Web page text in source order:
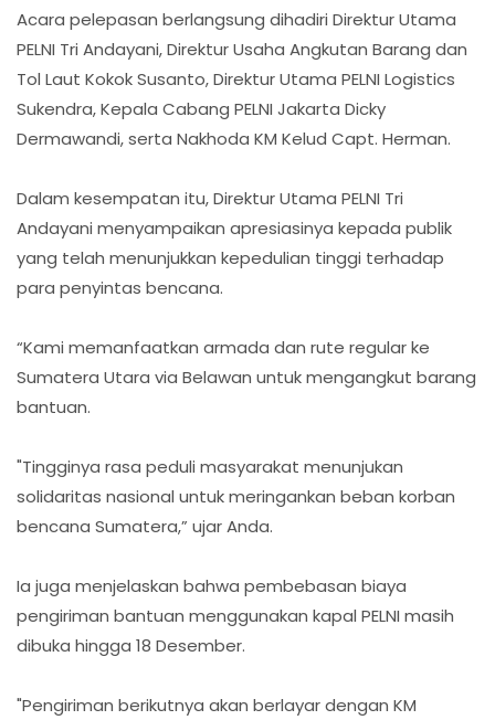
Acara pelepasan berlangsung dihadiri Direktur Utama
PELNI Tri Andayani, Direktur Usaha Angkutan Barang dan
Tol Laut Kokok Susanto, Direktur Utama PELNI Logistics
Sukendra, Kepala Cabang PELNI Jakarta Dicky
Dermawandi, serta Nakhoda KM Kelud Capt. Herman.
Dalam kesempatan itu, Direktur Utama PELNI Tri
Andayani menyampaikan apresiasinya kepada publik
yang telah menunjukkan kepedulian tinggi terhadap
para penyintas bencana.
“Kami memanfaatkan armada dan rute regular ke
Sumatera Utara via Belawan untuk mengangkut barang
bantuan.
"Tingginya rasa peduli masyarakat menunjukan
solidaritas nasional untuk meringankan beban korban
bencana Sumatera,” ujar Anda.
Ia juga menjelaskan bahwa pembebasan biaya
pengiriman bantuan menggunakan kapal PELNI masih
dibuka hingga 18 Desember.
"Pengiriman berikutnya akan berlayar dengan KM